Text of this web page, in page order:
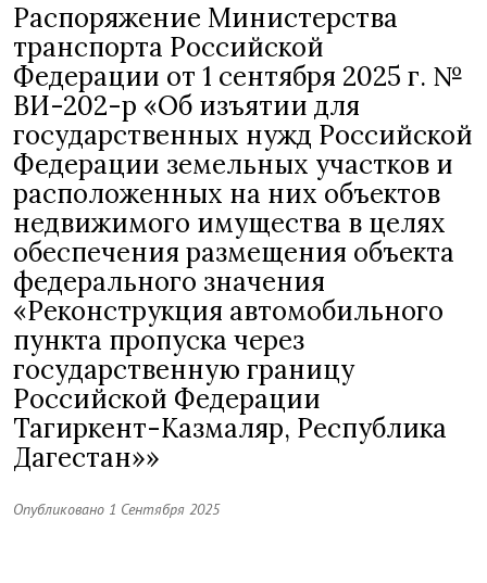
Распоряжение Министерства
транспорта Российской
Федерации от 1 сентября 2025 г. №
ВИ-202-р «Об изъятии для
государственных нужд Российской
Федерации земельных участков и
расположенных на них объектов
недвижимого имущества в целях
обеспечения размещения объекта
федерального значения
«Реконструкция автомобильного
пункта пропуска через
государственную границу
Российской Федерации
Тагиркент-Казмаляр, Республика
Дагестан»»
Опубликовано 1 Сентября 2025